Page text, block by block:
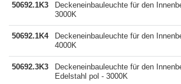
50692.1K3
Deckeneinbauleuchte für den
3000K
50692.1K4
Deckeneinbauleuchte für den
4000K
50692.3K3
Deckeneinbauleuchte für den
Edelstahl pol - 3000K